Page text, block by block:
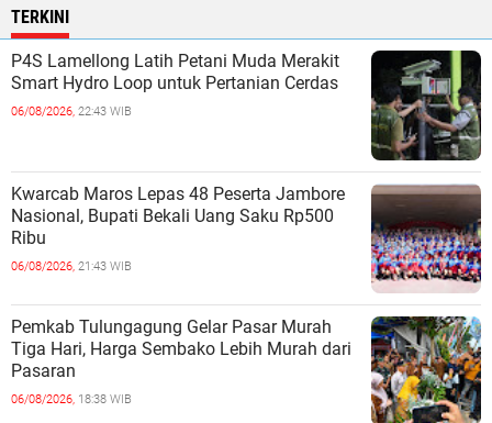
TERKINI
P4S Lamellong Latih Petani Muda Merakit
Smart Hydro Loop untuk Pertanian Cerdas
06/08/2026, 22:43 WIB
Kwarcab Maros Lepas 48 Peserta Jambore
Nasional, Bupati Bekali Uang Saku Rp500
Ribu
06/08/2026, 21:43 WIB
Pemkab Tulungagung Gelar Pasar Murah
Tiga Hari, Harga Sembako Lebih Murah dari
Pasaran
06/08/2026, 18:38 WIB